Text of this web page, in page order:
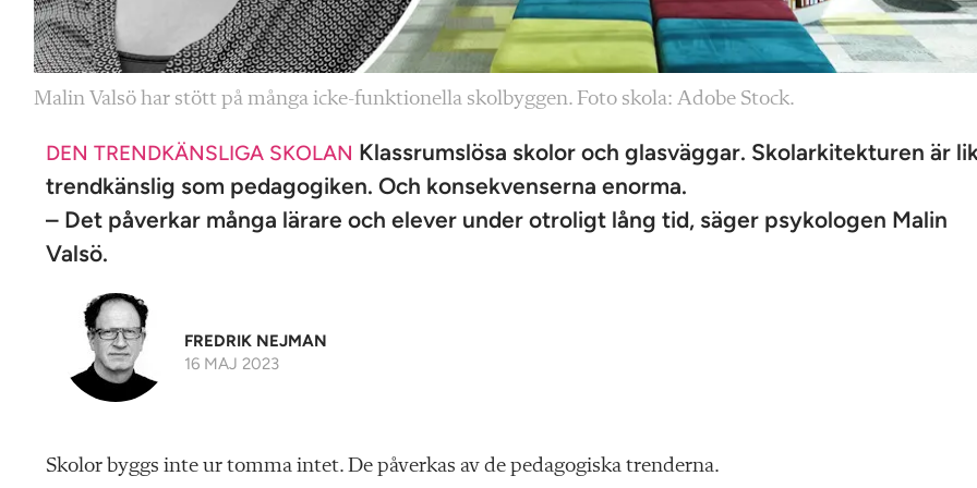
Malin Valsö har stött på många icke-funktionella skolbyggen. Foto skola: Adobe Stock.
DEN TRENDKÄNSLIGA SKOLAN Klassrumslösa skolor och glasväggar. Skolarkitekturen är
trendkänslig som pedagogiken. Och konsekvenserna enorma.
– Det påverkar många lärare och elever under otroligt lång tid, säger psykologen Malin
Valsö.
FREDRIK NEJMAN
16 MAJ 2023
Skolor byggs inte ur tomma intet. De påverkas av de pedagogiska trenderna.